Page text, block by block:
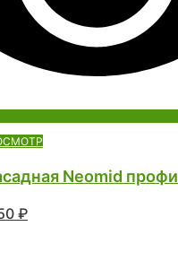
Neomid профи
₽